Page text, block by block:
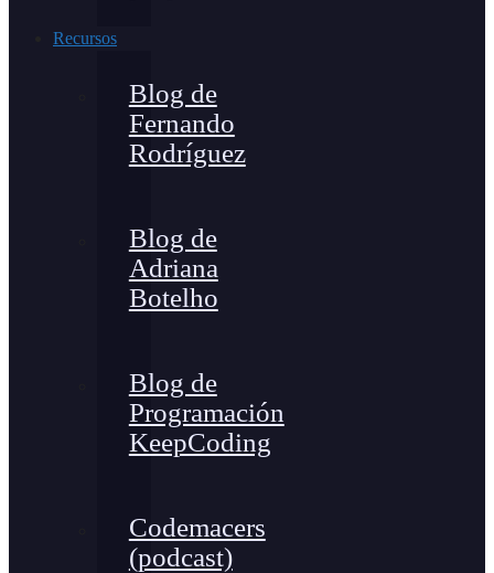
Recursos
Blog de
Fernando
Rodríguez
Blog de
Adriana
Botelho
Blog de
Programación
KeepCoding
Codemacers
(podcast)